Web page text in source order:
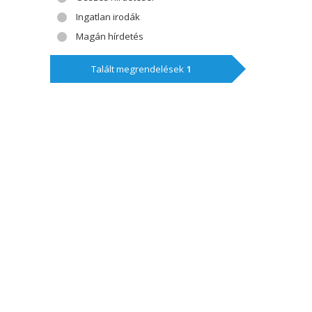
Ingatlan irodák
Magán hírdetés
Talált megrendelések 1